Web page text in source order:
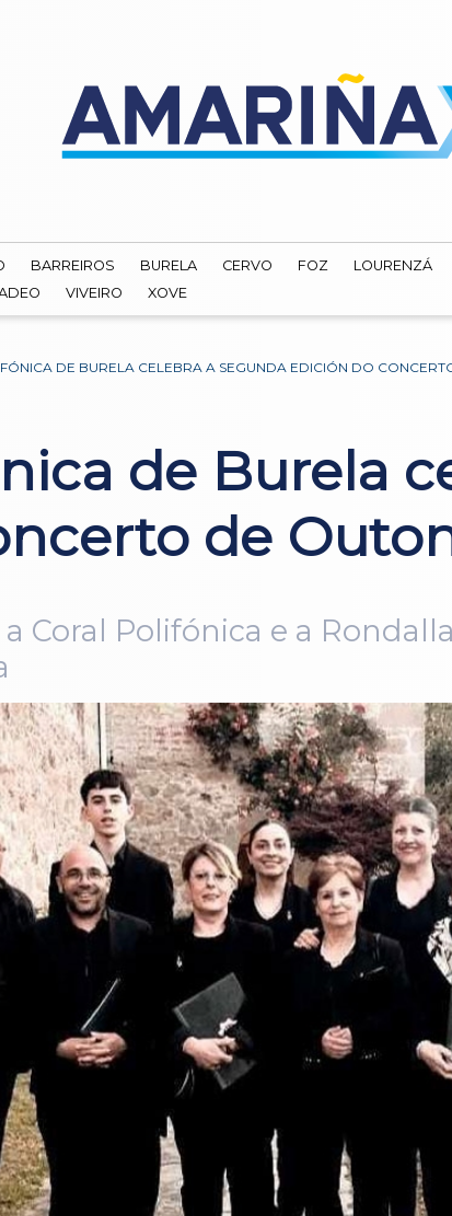
BARREIROS BURELA CERVO FOZ LOURENZÁ
VIVEIRO XOVE
DE BURELA CELEBRA A SEGUNDA EDICIÓN DO
de Burela
de
Coral Polifónica e a